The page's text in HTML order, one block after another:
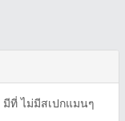
ที่ ไม่มีสเปกแมนๆ